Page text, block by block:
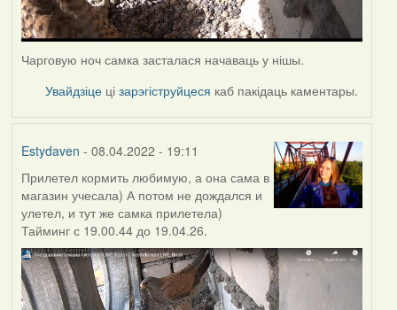
Чарговую ноч самка засталася начаваць у нішы.
Увайдзіце цізарэгіструйцеся каб пакідаць каментары.
Estydaven - 08.04.2022 - 19:11
Прилетел кормить любимую, а она сама в
магазин учесала) А потом не дождался и
улетел, и тут же самка прилетела)
Тайминг с 19.00.44 до 19.04.26.